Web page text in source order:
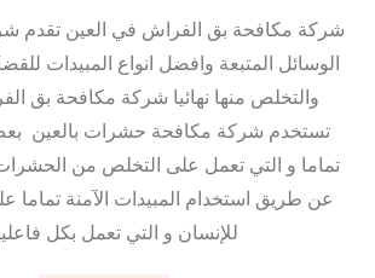
شركة مكافحة بق الفراش في العين تقدم
الوسائل المتبعة وافضل انواع المبيدات
والتخلص منها نهائيا شركة مكافحة بق
تستخدم شركة مكافحة حشرات بالعين
تماما و التي تعمل على التخلص من
عن طريق استخدام المبيدات الآمنة تماما
للإنسان و التي تعمل بكل